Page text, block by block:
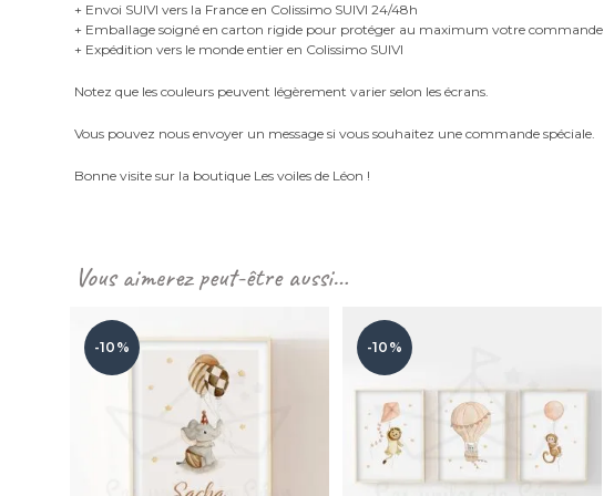
+ Envoi SUIVI vers la France en Colissimo SUIVI 24/48h
+ Emballage soigné en carton rigide pour protéger au maximum votre commande
+ Expédition vers le monde entier en Colissimo SUIVI
Notez que les couleurs peuvent légèrement varier selon les écrans.
Vous pouvez nous envoyer un message si vous souhaitez une commande spéciale.
Bonne visite sur la boutique Les voiles de Léon !
Vous aimerez peut-être aussi…
-10% -10%